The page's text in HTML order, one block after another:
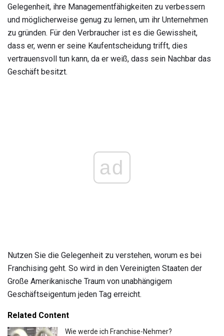
Gelegenheit, ihre Managementfähigkeiten zu verbessern
und möglicherweise genug zu lernen, um ihr Unternehmen
zu gründen. Für den Verbraucher ist es die Gewissheit,
dass er, wenn er seine Kaufentscheidung trifft, dies
vertrauensvoll tun kann, da er weiß, dass sein Nachbar das
Geschäft besitzt.
ad
Nutzen Sie die Gelegenheit zu verstehen, worum es bei
Franchising geht. So wird in den Vereinigten Staaten der
Große Amerikanische Traum von unabhängigem
Geschäftseigentum jeden Tag erreicht.
Related Content
Wie werde ich Franchise-Nehmer?